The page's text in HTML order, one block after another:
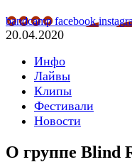
bandcampfacebook
20.04.2020
Инфо
Лайвы
Клипы
Фестивали
Новости
О группе Blind